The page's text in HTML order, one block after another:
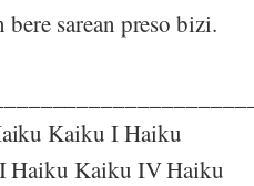
sarean preso bizi.
Kaiku I Haiku
Kaiku IV Haiku